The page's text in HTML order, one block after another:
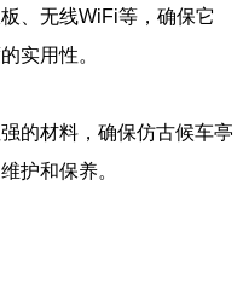
、无线WiFi等，确保它
实用性。
的材料，确保仿古候车亭
护和保养。